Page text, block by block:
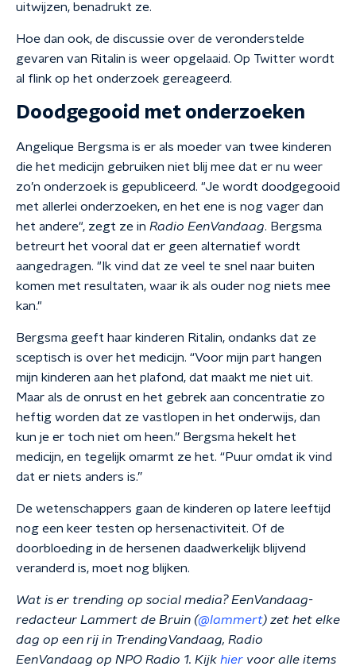
uitwijzen, benadrukt ze.
Hoe dan ook, de discussie over de veronderstelde
gevaren van Ritalin is weer opgelaaid. Op Twitter wordt
al flink op het onderzoek gereageerd.
Doodgegooid met onderzoeken
Angelique Bergsma is er als moeder van twee kinderen
die het medicijn gebruiken niet blij mee dat er nu weer
zo’n onderzoek is gepubliceerd. "Je wordt doodgegooid
met allerlei onderzoeken, en het ene is nog vager dan
het andere", zegt ze in Radio EenVandaag. Bergsma
betreurt het vooral dat er geen alternatief wordt
aangedragen. "Ik vind dat ze veel te snel naar buiten
komen met resultaten, waar ik als ouder nog niets mee
kan."
Bergsma geeft haar kinderen Ritalin, ondanks dat ze
sceptisch is over het medicijn. “Voor mijn part hangen
mijn kinderen aan het plafond, dat maakt me niet uit.
Maar als de onrust en het gebrek aan concentratie zo
heftig worden dat ze vastlopen in het onderwijs, dan
kun je er toch niet om heen.” Bergsma hekelt het
medicijn, en tegelijk omarmt ze het. “Puur omdat ik vind
dat er niets anders is.”
De wetenschappers gaan de kinderen op latere leeftijd
nog een keer testen op hersenactiviteit. Of de
doorbloeding in de hersenen daadwerkelijk blijvend
veranderd is, moet nog blijken.
Wat is er trending op social media? EenVandaag-
redacteur Lammert de Bruin (@lammert) zet het elke
dag op een rij in TrendingVandaag, Radio
EenVandaag op NPO Radio 1. Kijk hier voor alle items